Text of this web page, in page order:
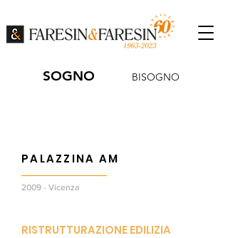
SOGNO BISOGNO
PALAZZINA AM
2009 - Vicenza
RISTRUTTURAZIONE EDILIZIA